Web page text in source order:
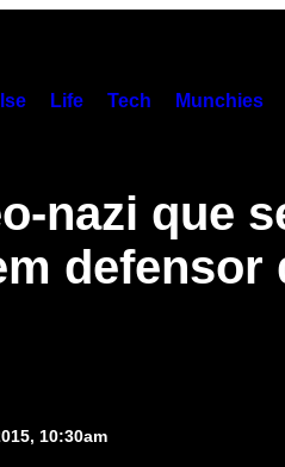
Life Tech Munchies
nazi que
defensor
10:30am